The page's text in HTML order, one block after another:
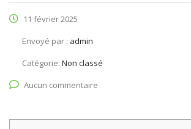
11 février 2025
Envoyé par : admin
Catégorie: Non classé
Aucun commentaire